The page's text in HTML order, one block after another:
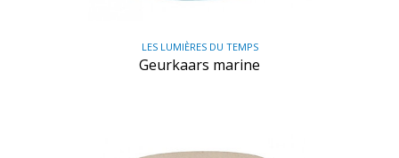
LES LUMIÈRES DU TEMPS
Geurkaars marine